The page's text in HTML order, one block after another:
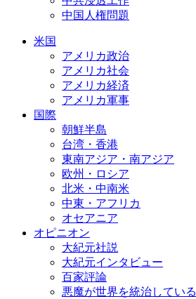
中国人権問題
米国
アメリカ政治
アメリカ社会
アメリカ経済
アメリカ軍事
国際
朝鮮半島
台湾・香港
東南アジア・南アジア
欧州・ロシア
北米・中南米
中東・アフリカ
オセアニア
オピニオン
大紀元社説
大紀元インタビュー
百家評論
悪魔が世界を統治している